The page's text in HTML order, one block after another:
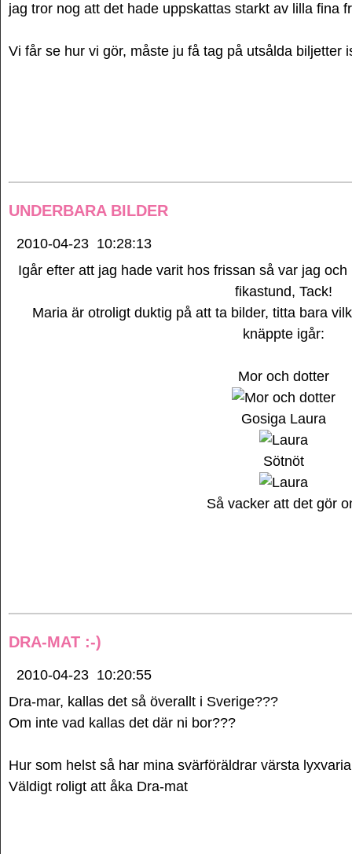
jag tror nog att det hade uppskattas starkt av lilla fina
Vi får se hur vi gör, måste ju få tag på utsålda biljetter
UNDERBARA BILDER
2010-04-23 10:28:13
Igår efter att jag hade varit hos frissan så var jag
fikastund, Tack!
Maria är otroligt duktig på att ta bilder, titta bara
knäppte igår:
Mor och dotter
Gosiga Laura
Sötnöt
Så vacker att det gör
DRA-MAT :-)
2010-04-23 10:20:55
Dra-mar, kallas det så överallt i Sverige???
Om inte vad kallas det där ni bor???
Hur som helst så har mina svärföräldrar värsta
Väldigt roligt att åka Dra-mat